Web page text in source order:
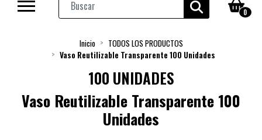
0
Inicio
TODOS LOS PRODUCTOS
Vaso Reutilizable Transparente 100 Unidades
100 UNIDADES
Vaso Reutilizable Transparente 100
Unidades